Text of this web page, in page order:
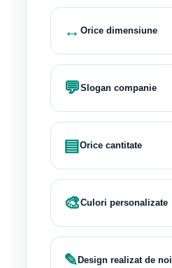
↔ Orice dimensiune
💬Slogan companie
▤Orice cantitate
🎨Culori personalizate
✎ Design realizat de noi